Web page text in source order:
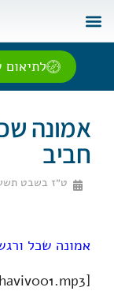
אמונה
חביב
ט״ז בשבט
אמונה שכל
[Audio:ravhaviv001.mp3]